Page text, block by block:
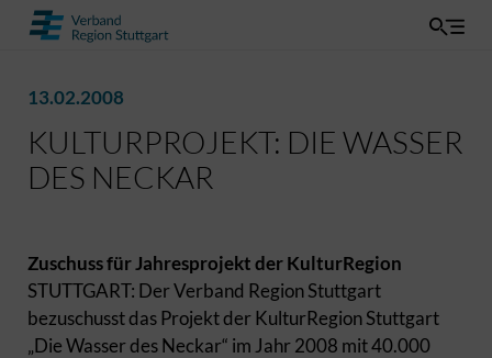
13.02.2008
KULTURPROJEKT: DIE WASSER
DES NECKAR
Zuschuss für Jahresprojekt der KulturRegion
STUTTGART: Der Verband Region Stuttgart
bezuschusst das Projekt der KulturRegion Stuttgart
„Die Wasser des Neckar“ im Jahr 2008 mit 40.000